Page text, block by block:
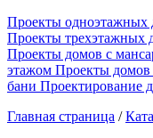
Проекты одноэтажных
Проекты трехэтажных
Проекты домов с
этажом Проекты домов
бани Проектирование
Главная страница /